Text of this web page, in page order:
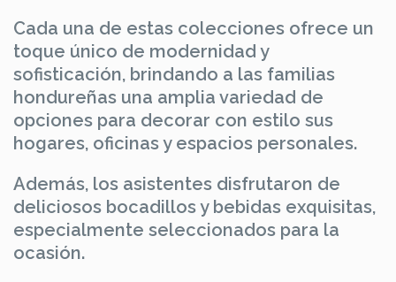
Cada una de estas colecciones ofrece un
toque único de modernidad y
sofisticación, brindando a las familias
hondureñas una amplia variedad de
opciones para decorar con estilo sus
hogares, oficinas y espacios personales.
Además, los asistentes disfrutaron de
deliciosos bocadillos y bebidas exquisitas,
especialmente seleccionados para la
ocasión.